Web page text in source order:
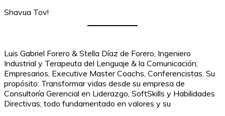
Shavua Tov!
Luis Gabriel Forero & Stella Díaz de Forero, Ingeniero
Industrial y Terapeuta del Lenguaje & la Comunicación;
Empresarios, Executive Master Coachs, Conferencistas. Su
propósito: Transformar vidas desde su empresa de
Consultoría Gerencial en Liderazgo, SoftSkills y Habilidades
Directivas; todo fundamentado en valores y su